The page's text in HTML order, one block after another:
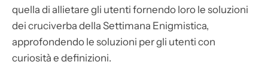
quella di allietare gli utenti fornendo loro le soluzioni
dei cruciverba della Settimana Enigmistica,
approfondendo le soluzioni per gli utenti con
curiosità e definizioni.